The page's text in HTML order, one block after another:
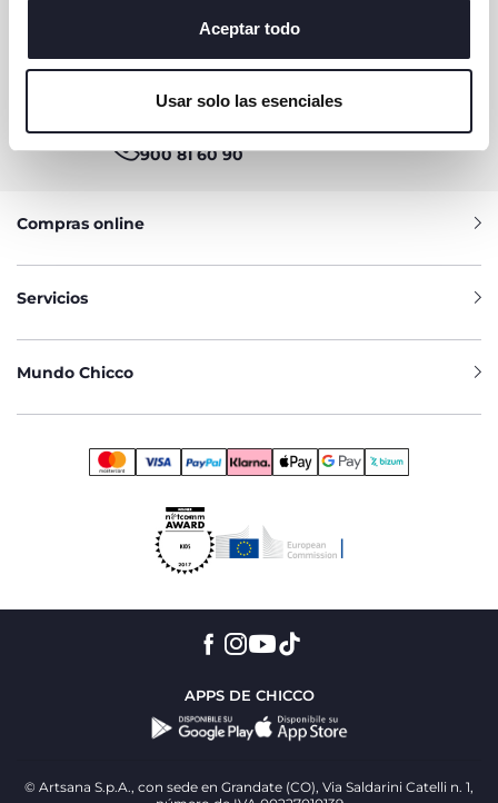
algunas cookies, haga clic en "mostrar detalles". Al
cerrar este banner, usted consiente en utilizar
servicio solicitado.
Aceptar todo
Usar solo las esenciales
Servicio de Atención al Cliente Chicco
900 81 60 90
Compras online
Servicios
Mundo Chicco
APPS DE CHICCO
© Artsana S.p.A., con sede en Grandate (CO), Via Saldarini Catelli n. 1,